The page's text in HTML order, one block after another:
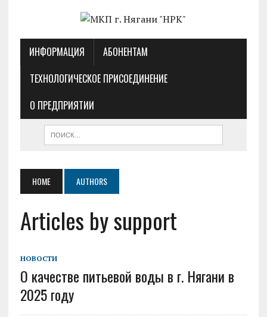
ИНФОРМАЦИЯ
АБОНЕНТАМ
ТЕХНОЛОГИЧЕСКОЕ ПРИСОЕДИНЕНИЕ
О ПРЕДПРИЯТИИ
HOME AUTHORS
Articles by support
НОВОСТИ
О качестве питьевой воды в г. Нягани в
2025 году